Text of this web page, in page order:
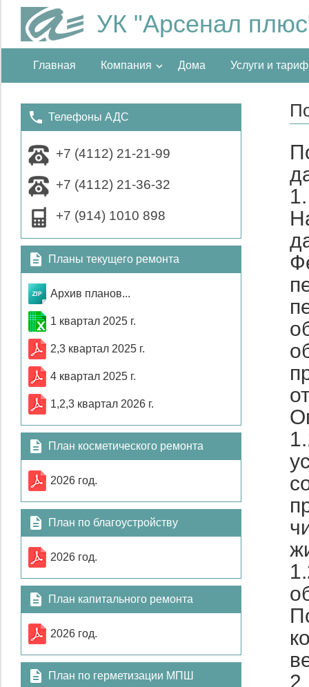
УК "Арсенал
Главная Компания Дома Услуги и
Телефоны АДС
+7 (4112) 21-21-99
+7 (4112) 21-36-32
+7 (914) 1010 898
Планы текущего ремонта
Архив планов...
1 квартал 2025 г.
2,3 квартал 2025 г.
4 квартал 2025 г.
1,2,3 квартал 2026 г.
План косметического ремонта
2026 год.
План по благоустройству
2026 год.
План капитального ремонта
2026 год.
План по герметизации МПШ